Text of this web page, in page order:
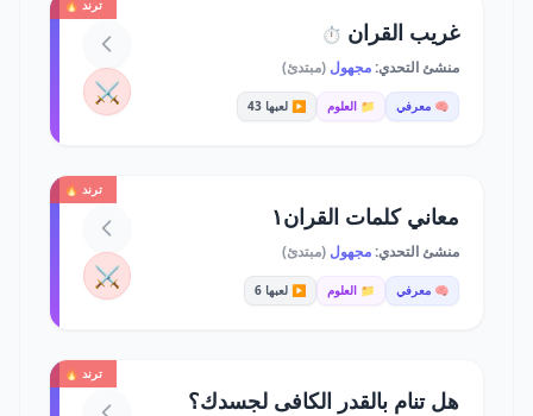
ترند 🔥
غريب القران ⏱️
منشئ التحدي:مجهول (مبتدئ)
🧠 معرفي 📁 العلوم ▶️ لعبها 43 ⚔️
ترند 🔥
معاني كلمات القران١
منشئ التحدي:مجهول (مبتدئ)
🧠 معرفي 📁 العلوم ▶️ لعبها 6 ⚔️
ترند 🔥
هل تنام بالقدر الكافى لجسدك؟